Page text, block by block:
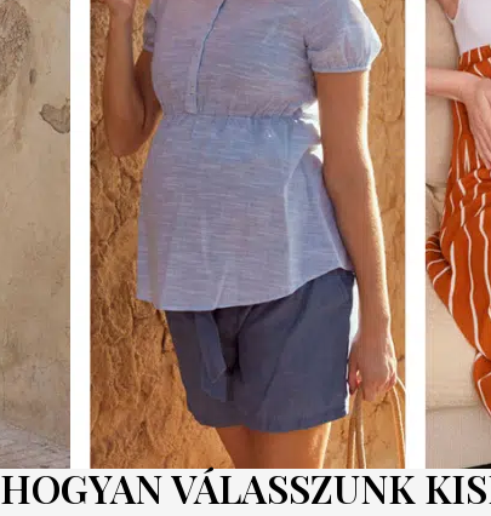
HOGYAN VÁLASSZUNK